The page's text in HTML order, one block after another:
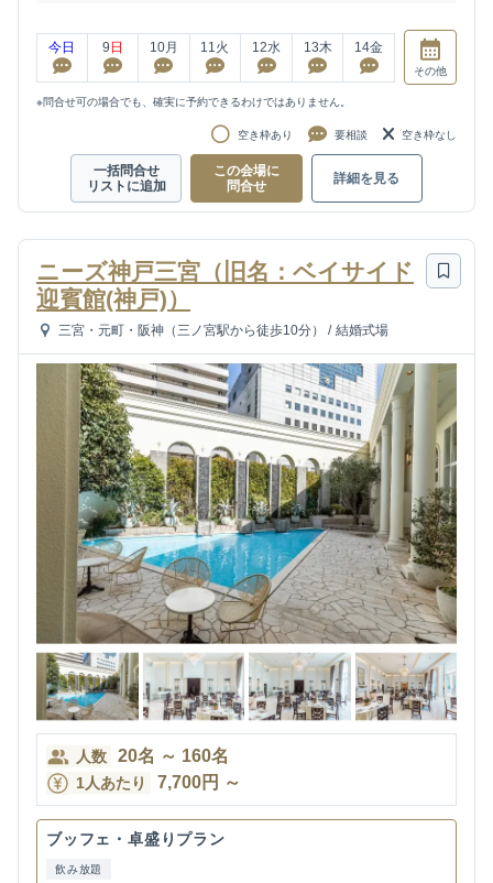
今日 9 日 10月 11 火 12水 13木 14金
その他
※問合せ可の場合でも、確実に予約できるわけではありません。
空き枠あり 要相談 空き枠なし
一括問合せ
リストに追加
この会場に
問合せ
詳細を見る
ニーズ神戸三宮（旧名：ベイサイド
迎賓館(神戸)）
三宮・元町・阪神（三ノ宮駅から徒歩10分） / 結婚式場
人数 20名 ～ 160名
1人あたり 7,700円 ～
ブッフェ・卓盛りプラン
飲み放題